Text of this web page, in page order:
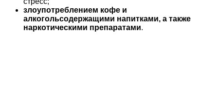
злоупотреблением кофе и
алкогольсодержащими напитками, а также
наркотическими препаратами.